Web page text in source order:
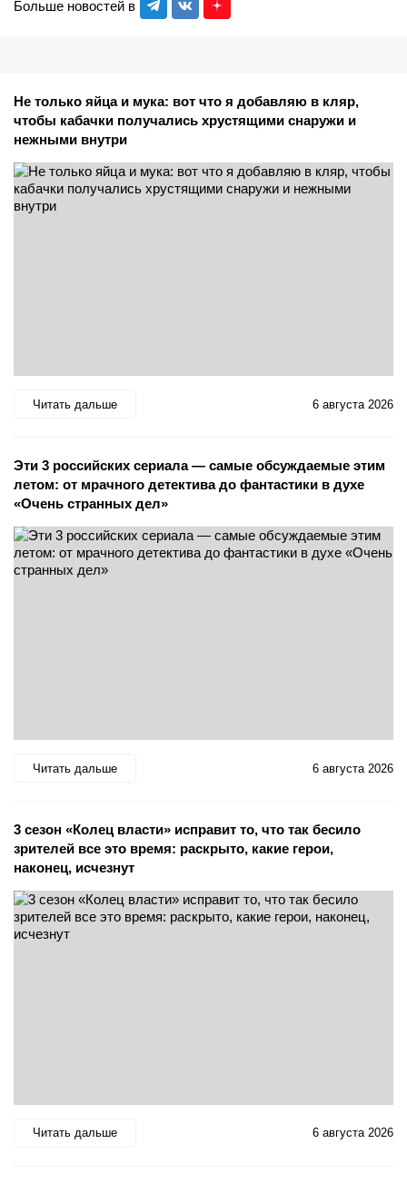
Больше новостей в
Не только яйца и мука: вот что я добавляю в кляр,
чтобы кабачки получались хрустящими снаружи и
нежными внутри
Читать дальше 6 августа 2026
Эти 3 российских сериала — самые обсуждаемые этим
летом: от мрачного детектива до фантастики в духе
«Очень странных дел»
Читать дальше 6 августа 2026
3 сезон «Колец власти» исправит то, что так бесило
зрителей все это время: раскрыто, какие герои,
наконец, исчезнут
Читать дальше 6 августа 2026